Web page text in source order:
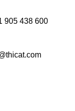
905 438 600